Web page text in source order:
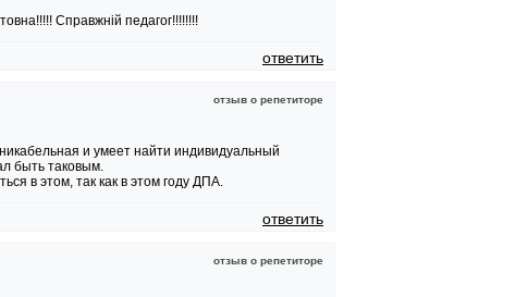
Справжній педагог!!!!!!!!
ответить
отзыв о репетиторе
и умеет найти индивидуальный
быть таковым.
в этом, так как в этом году ДПА.
ответить
отзыв о репетиторе